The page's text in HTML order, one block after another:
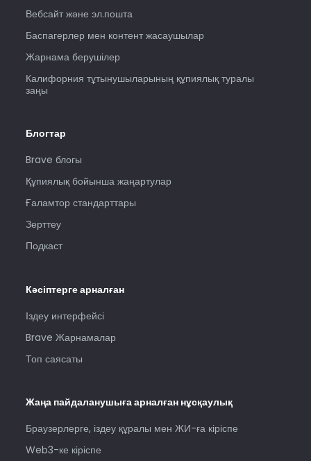
Вебсайт және эл.пошта
Баспагерлер мен контент жасаушылар
Жарнама берушілер
Калифорния тұтынушыларының құпиялық туралы
заңы
Блогтар
Brave блогы
Құпиялық бойынша жаңартулар
Ғаламтор стандарттары
Зерттеу
Подкаст
Кәсіптерге арналған
Іздеу интерфейсі
Brave Жарнамалар
Топ саясаты
Жаңа пайдаланушыға арналған нұсқаулық
Браузерлерге, іздеу құралы мен ЖИ-ға кіріспе
Web3-ке кіріспе